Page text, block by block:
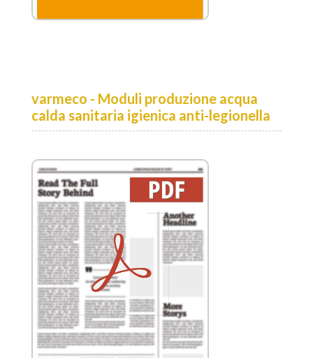
varmeco - Moduli produzione acqua
calda sanitaria igienica anti-legionella